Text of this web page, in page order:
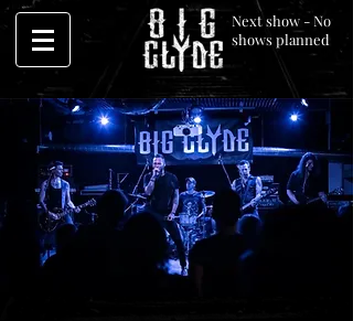
Next show - No
shows planned